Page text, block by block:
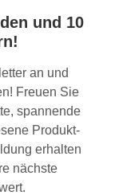
und 10
an und
Freuen Sie
spannende
Produkt-
erhalten
nächste